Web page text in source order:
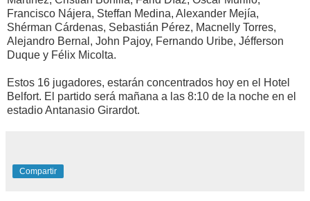
Shérman Cárdenas, Sebastián Pérez, Macnelly Torres,
Alejandro Bernal, John Pajoy, Fernando Uribe, Jéfferson
Duque y Félix Micolta.
Estos 16 jugadores, estarán concentrados hoy en el Hotel
Belfort. El partido será mañana a las 8:10 de la noche en el
estadio Antanasio Girardot.
Compartir